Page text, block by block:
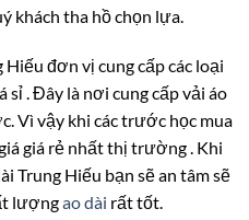
khách tha hồ chọn lựa.
Hiếu đơn vị cung cấp các loại
sỉ . Đây là nơi cung cấp vải áo
Vì vậy khi các trước học mua
giá rẻ nhất thị trường . Khi
Trung Hiếu bạn sẽ an tâm sẽ
lượngao dài rất tốt.